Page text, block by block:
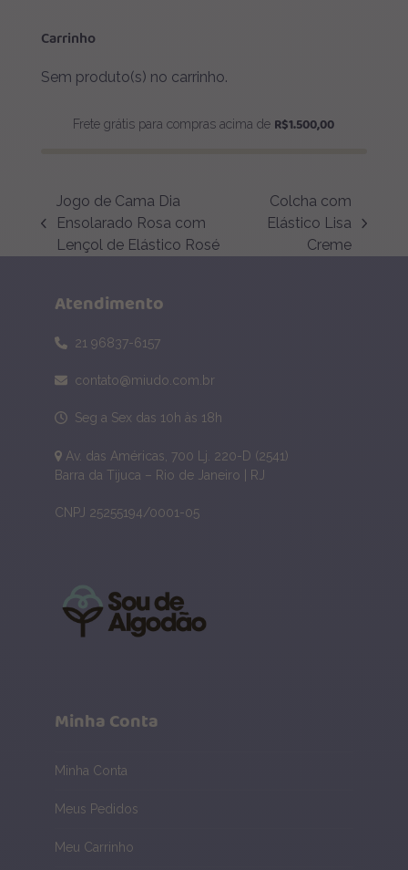
Carrinho
Sem produto(s) no carrinho.
Frete grátis para compras acima de R$1.500,00
previous
post:
Jogo de Cama Dia
Ensolarado Rosa com
Lençol de Elástico Rosé
next
post:
Colcha com
Elástico Lisa
Creme
Atendimento
21 96837-6157
contato@miudo.com.br
Seg a Sex das 10h às 18h
Av. das Américas, 700 Lj. 220-D (2541)
Barra da Tijuca – Rio de Janeiro | RJ
CNPJ 25255194/0001-05
Minha Conta
Minha Conta
Meus Pedidos
Meu Carrinho